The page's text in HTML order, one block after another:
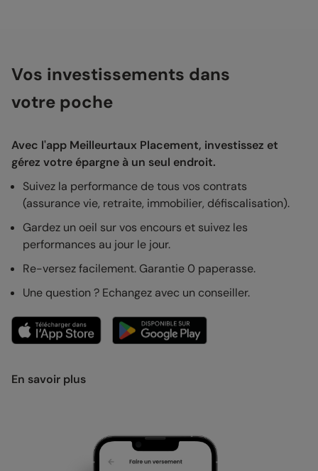
Vos investissements dans
votre poche
Avec l'app Meilleurtaux Placement, investissez et
gérez votre épargne à un seul endroit.
Suivez la performance de tous vos contrats
(assurance vie, retraite, immobilier, défiscalisation).
Gardez un oeil sur vos encours et suivez les
performances au jour le jour.
Re-versez facilement. Garantie 0 paperasse.
Une question ? Echangez avec un conseiller.
En savoir plus